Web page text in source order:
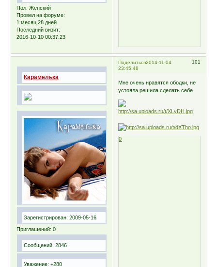
Пол: Женский
Провел на форуме:
1 месяц 28 дней
Последний визит:
2016-10-10 00:37:23
Поделиться 101
2014-11-04
23:45:48
Карамелька
Зарегистрирован: 2009-05-16
Приглашений: 0
Сообщений: 2846
Уважение: +280
Мне очень нравятся ободки, не
устояла решила сделать себе
0